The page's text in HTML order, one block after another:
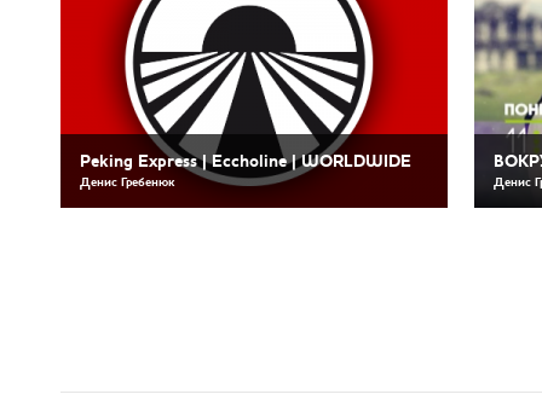
Peking Express | Eccholine | WORLDWIDE
Денис Гребенюк Денис